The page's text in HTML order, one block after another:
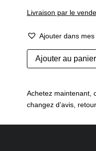
Livraison par le
Ajouter dans
quantité
de
-
Ajouter au panier
Achetez maintenant,
changez d’avis,